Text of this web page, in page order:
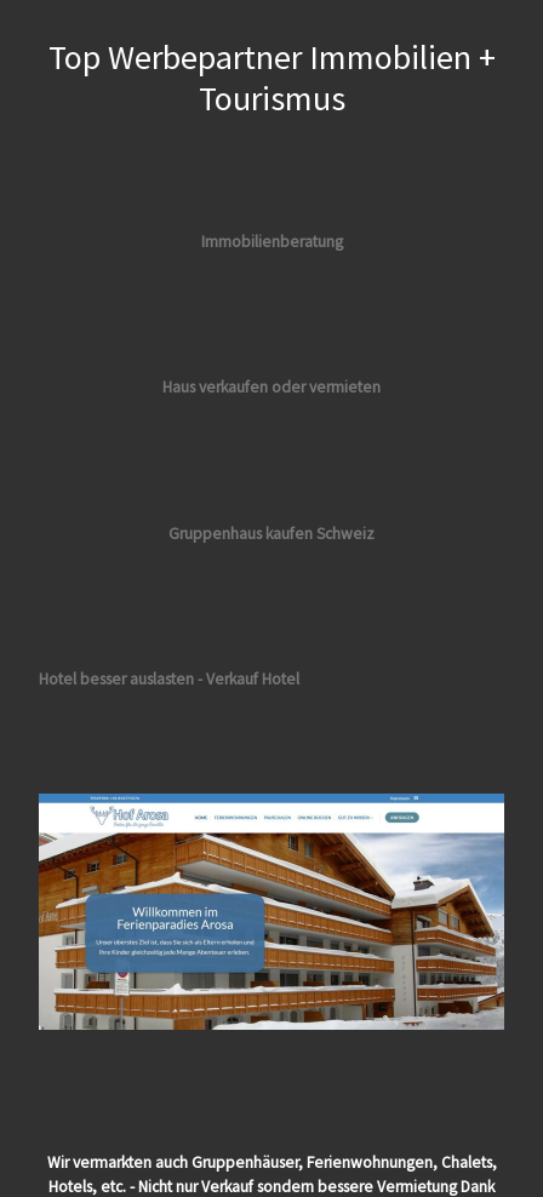
Top Werbepartner Immobilien +
Tourismus
Immobilienberatung
Haus verkaufen oder vermieten
Gruppenhaus kaufen Schweiz
Hotel besser auslasten - Verkauf Hotel
Wir vermarkten auch Gruppenhäuser, Ferienwohnungen, Chalets,
Hotels, etc. - Nicht nur Verkauf sondern bessere Vermietung Dank